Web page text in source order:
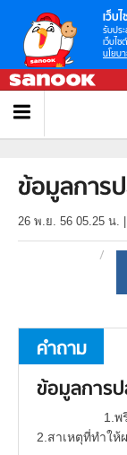
เว็บ
รับปร
เว็บไซ
นโยบ
ข้อมูลการ
26 พ.ย. 56 05.25 น.
คำถาม
ข้อมูลการ
1.พริ
2.สาเหตุที่ทำให้